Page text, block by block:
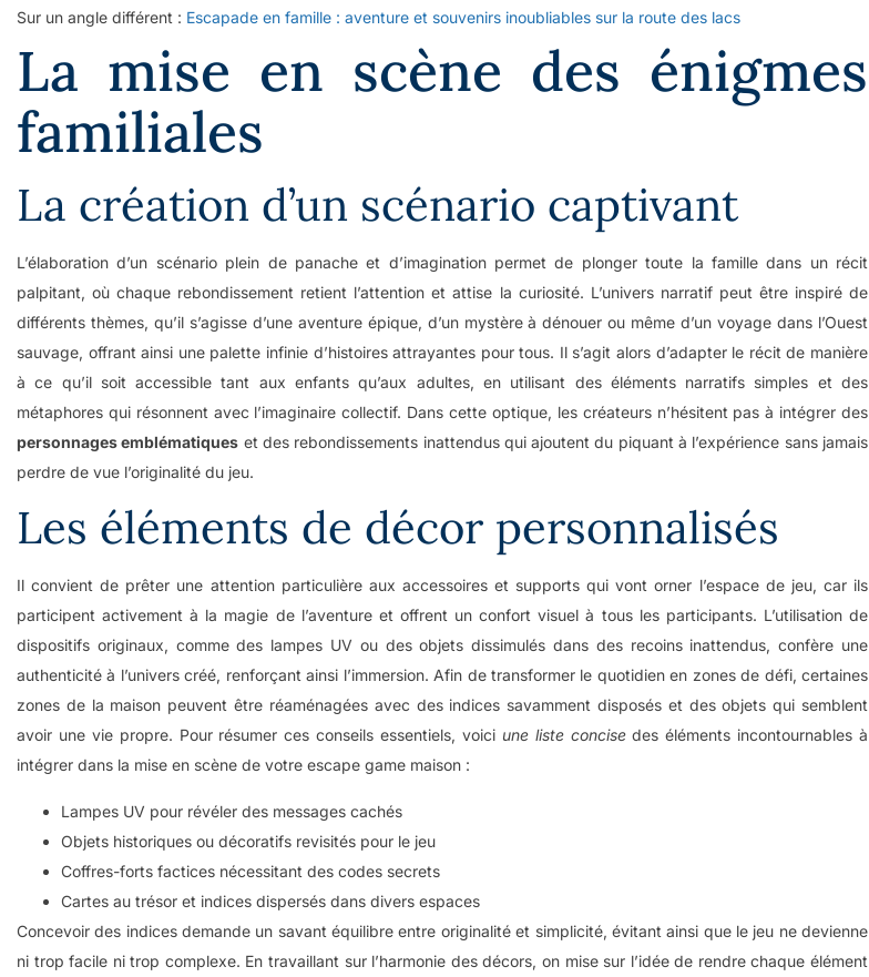
Sur un angle différent : Escapade en famille : aventure et souvenirs inoubliables sur la route des lacs
La mise en scène des énigmes
familiales
La création d’un scénario captivant
L’élaboration d’un scénario plein de panache et d’imagination permet de plonger toute la famille dans un récit
palpitant, où chaque rebondissement retient l’attention et attise la curiosité. L’univers narratif peut être inspiré de
différents thèmes, qu’il s’agisse d’une aventure épique, d’un mystère à dénouer ou même d’un voyage dans l’Ouest
sauvage, offrant ainsi une palette infinie d’histoires attrayantes pour tous. Il s’agit alors d’adapter le récit de manière
à ce qu’il soit accessible tant aux enfants qu’aux adultes, en utilisant des éléments narratifs simples et des
métaphores qui résonnent avec l’imaginaire collectif. Dans cette optique, les créateurs n’hésitent pas à intégrer des
personnages emblématiques et des rebondissements inattendus qui ajoutent du piquant à l’expérience sans jamais
perdre de vue l’originalité du jeu.
Les éléments de décor personnalisés
Il convient de prêter une attention particulière aux accessoires et supports qui vont orner l’espace de jeu, car ils
participent activement à la magie de l’aventure et offrent un confort visuel à tous les participants. L’utilisation de
dispositifs originaux, comme des lampes UV ou des objets dissimulés dans des recoins inattendus, confère une
authenticité à l’univers créé, renforçant ainsi l’immersion. Afin de transformer le quotidien en zones de défi, certaines
zones de la maison peuvent être réaménagées avec des indices savamment disposés et des objets qui semblent
avoir une vie propre. Pour résumer ces conseils essentiels, voici une liste concisedes éléments incontournables à
intégrer dans la mise en scène de votre escape game maison :
Lampes UV pour révéler des messages cachés
Objets historiques ou décoratifs revisités pour le jeu
Coffres-forts factices nécessitant des codes secrets
Cartes au trésor et indices dispersés dans divers espaces
Concevoir des indices demande un savant équilibre entre originalité et simplicité, évitant ainsi que le jeu ne devienne
ni trop facile ni trop complexe. En travaillant sur l’harmonie des décors, on mise sur l’idée de rendre chaque élément